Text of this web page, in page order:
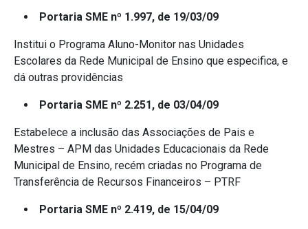
Portaria SME nº 1.997, de 19/03/09
Institui o Programa Aluno-Monitor nas Unidades
Escolares da Rede Municipal de Ensino que especifica, e
dá outras providências
Portaria SME nº 2.251, de 03/04/09
Estabelece a inclusão das Associações de Pais e
Mestres – APM das Unidades Educacionais da Rede
Municipal de Ensino, recém criadas no Programa de
Transferência de Recursos Financeiros – PTRF
Portaria SME nº 2.419, de 15/04/09